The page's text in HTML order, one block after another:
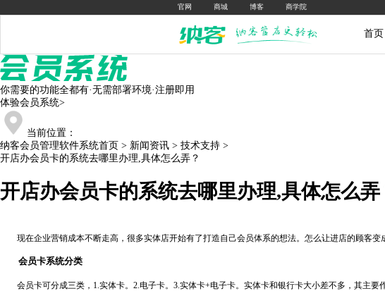
官网 商城 博客 商学院
首页
你需要的功能全都有·无需部署环境·注册即用
体验会员系统>
当前位置：
纳客会员管理软件系统首页 > 新闻资讯 > 技术支持 >
开店办会员卡的系统去哪里办理,具体怎么弄？
开店办会员卡的系统去哪里办理,具体怎么弄
现在企业营销成本不断走高，很多实体店开始有了打造自己会员体系的想法。怎么让进店的顾客变
会员卡系统分类
会员卡可分成三类，1.实体卡。2.电子卡。3.实体卡+电子卡。实体卡和银行卡大小差不多，其主要